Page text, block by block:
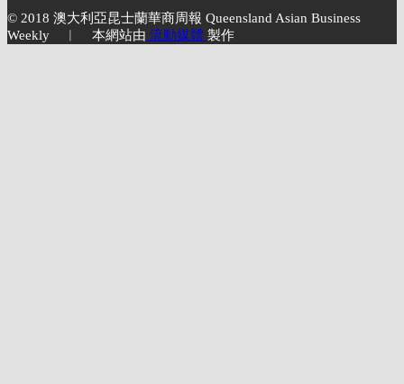
© 2018 澳大利亞昆士蘭華商周報 Queensland Asian Business
Weekly ︱ 本網站由 流動媒體 製作